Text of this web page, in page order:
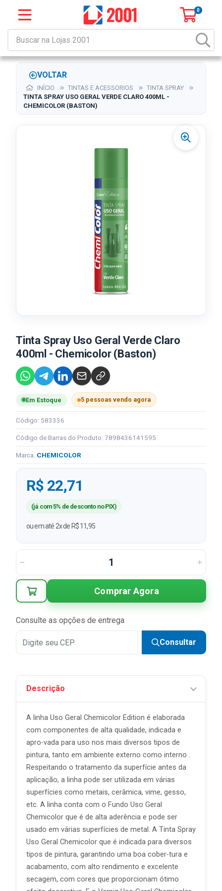
0
VOLTAR
INÍCIO TINTAS E ACESSORIOS
TINTA SPRAY
TINTA SPRAY USO GERAL VERDE CLARO 400ML -
CHEMICOLOR (BASTON)
Tinta Spray Uso Geral Verde Claro
400ml - Chemicolor (Baston)
Em Estoque 5 pessoas vendo agora
Código: 583336
Código de Barras do Produto: 7898436141595
Marca: CHEMICOLOR
R$ 22,71
(já com 5% de desconto no PIX)
ou em até 2x de R$ 11,95
Comprar Agora
Consulte as opções de entrega
Consultar
Descrição
A linha Uso Geral Chemicolor Edition é elaborada
com componentes de alta qualidade, indicada e
apro-vada para uso nos mais diversos tipos de
pintura, tanto em ambiente externo como interno .
Respeitando o tratamento da superfície antes da
aplicação, a linha pode ser utilizada em várias
superfícies como metais, cerâmica, vime, gesso,
etc. A linha conta com o Fundo Uso Geral
Chemicolor que é de alta aderência e pode ser
usado em várias superfícies de metal. A Tinta Spray
Uso Geral Chemicolor que é indicada para diversos
tipos de pintura, garantindo uma boa cober-tura e
acabamento, com alto rendimento e excelente
secagem, com cores que proporcionam ótimo